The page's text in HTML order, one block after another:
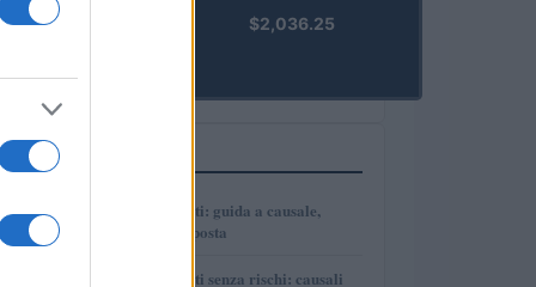
PRIME)
$2,036.25
PIÙ LETTI
1
Bonifici tra parenti: guida a causale,
tracciabilità e imposta
Bonifici tra parenti senza rischi: causali